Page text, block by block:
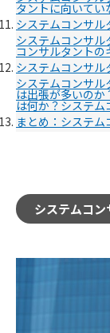
タントに向いてい
システムコンサル
システムコンサル
コンサルタントの
システムコンサ
システムコンサル
は出張が多いのか
は何か？システム
まとめ：システ
システムコ